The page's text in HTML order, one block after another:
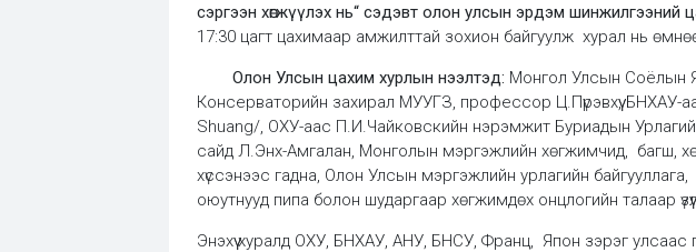
сэргээн хөгжүүлэх нь“ сэдэвт олон улсын эрдэм шинжилгээний
17:30 цагт цахимаар амжилттай зохион байгуулж хурал нь өмнөө
Олон Улсын цахим хурлын нээлтэд: Монгол Улсын Соёлын
Консерваторийн захирал МУУГЗ, профессор Ц.Пүрэвхүү,
Shuang/, ОХУ-аас П.И.Чайковскийн нэрэмжит Буриадын
сайд Л.Энх-Амгалан, Монголын мэргэжлийн хөгжимчид, багш,
хүссэнээс гадна, Олон Улсын мэргэжлийн урлагийн
оюутнууд пипа болон шударгаар хөгжимдөх онцлогийн талаар
Энэхүү хуралд ОХУ, БНХАУ, АНУ, БНСУ, Франц, Япон зэрэг